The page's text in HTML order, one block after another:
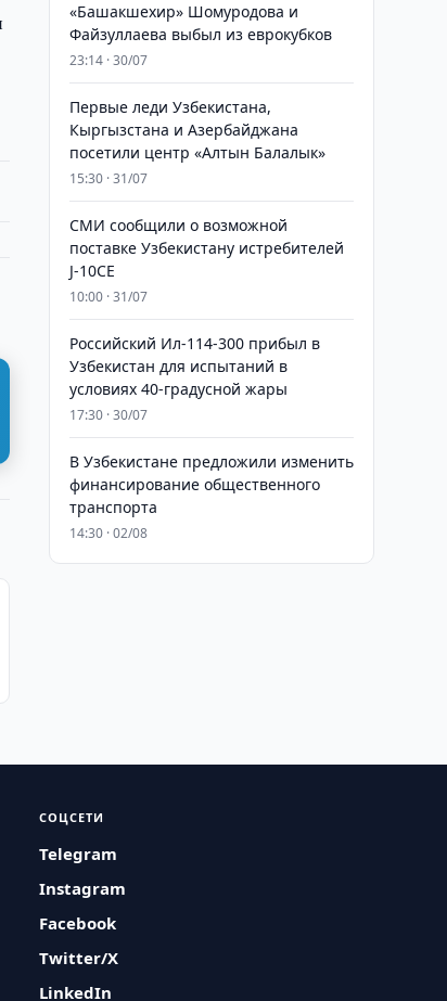
«Башакшехир» Шомуродова и
Файзуллаева выбыл из еврокубков
23:14 · 30/07
Первые леди Узбекистана,
Кыргызстана и Азербайджана
посетили центр «Алтын Балалык»
15:30 · 31/07
СМИ сообщили о возможной
поставке Узбекистану истребителей
J-10CE
10:00 · 31/07
Российский Ил-114-300 прибыл в
Узбекистан для испытаний в
условиях 40-градусной жары
17:30 · 30/07
В Узбекистане предложили изменить
финансирование общественного
транспорта
14:30 · 02/08
СОЦСЕТИ
Telegram
Instagram
Facebook
Twitter/X
LinkedIn